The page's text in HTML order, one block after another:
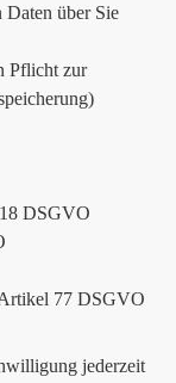
Daten über Sie
Pflicht zur
DSGVO
77 DSGVO
jederzeit